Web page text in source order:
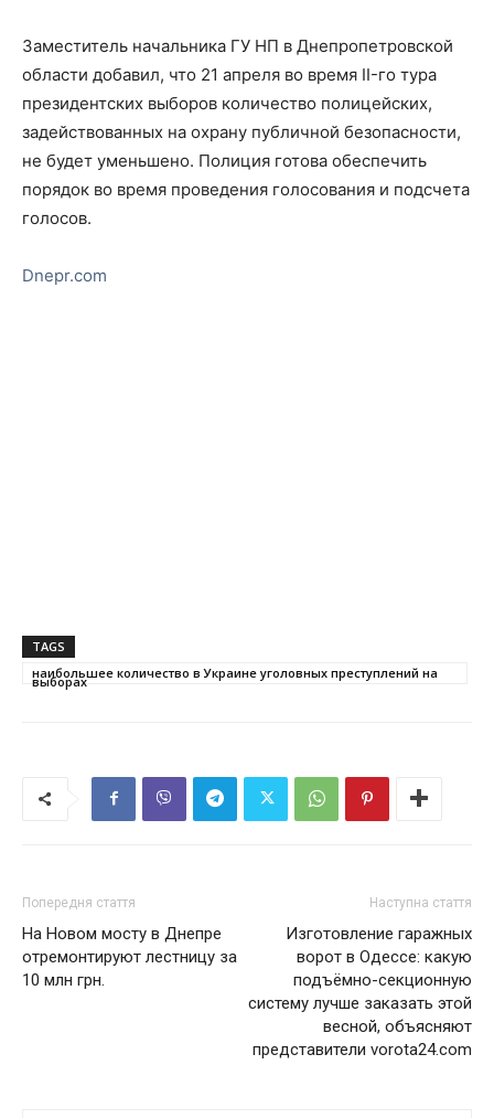
Заместитель начальника ГУ НП в Днепропетровской
области добавил, что 21 апреля во время II-го тура
президентских выборов количество полицейских,
задействованных на охрану публичной безопасности,
не будет уменьшено. Полиция готова обеспечить
порядок во время проведения голосования и подсчета
голосов.
Dnepr.com
TAGS
наибольшее количество в Украине уголовных преступлений на
выборах
Попередня стаття
На Новом мосту в Днепре
отремонтируют лестницу за
10 млн грн.
Наступна стаття
Изготовление гаражных
ворот в Одессе: какую
подъёмно-секционную
систему лучше заказать этой
весной, объясняют
представители vorota24.com